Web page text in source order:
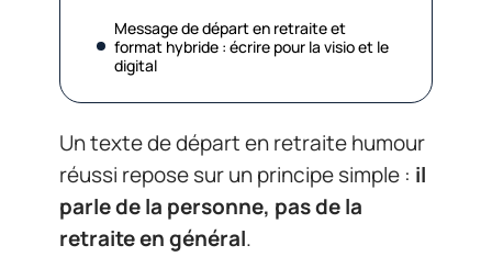
Message de départ en retraite et
format hybride : écrire pour la visio et le
digital
Un texte de départ en retraite humour
réussi repose sur un principe simple : il
parle de la personne, pas de la
retraite en général.